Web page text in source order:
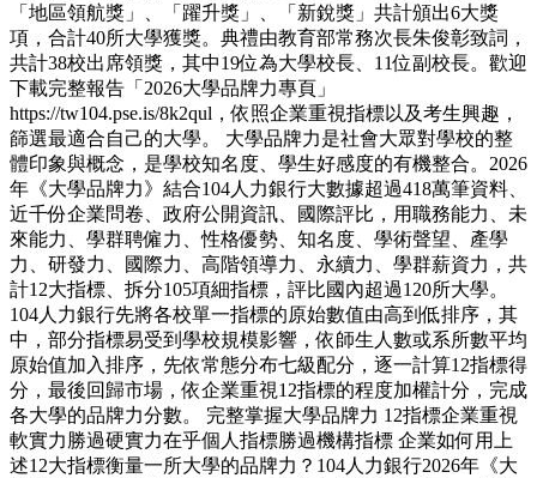
「地區領航獎」、「躍升獎」、「新銳獎」共計頒出6大獎
項，合計40所大學獲獎。典禮由教育部常務次長朱俊彰致詞，
共計38校出席領獎，其中19位為大學校長、11位副校長。歡迎
下載完整報告「2026大學品牌力專頁」
https://tw104.pse.is/8k2qul，依照企業重視指標以及考生興趣，
篩選最適合自己的大學。 大學品牌力是社會大眾對學校的整
體印象與概念，是學校知名度、學生好感度的有機整合。2026
年《大學品牌力》結合104人力銀行大數據超過418萬筆資料、
近千份企業問卷、政府公開資訊、國際評比，用職務能力、未
來能力、學群聘僱力、性格優勢、知名度、學術聲望、產學
力、研發力、國際力、高階領導力、永續力、學群薪資力，共
計12大指標、拆分105項細指標，評比國內超過120所大學。
104人力銀行先將各校單一指標的原始數值由高到低排序，其
中，部分指標易受到學校規模影響，依師生人數或系所數平均
原始值加入排序，先依常態分布七級配分，逐一計算12指標得
分，最後回歸市場，依企業重視12指標的程度加權計分，完成
各大學的品牌力分數。 完整掌握大學品牌力 12指標企業重視
軟實力勝過硬實力在乎個人指標勝過機構指標 企業如何用上
述12大指標衡量一所大學的品牌力？104人力銀行2026年《大